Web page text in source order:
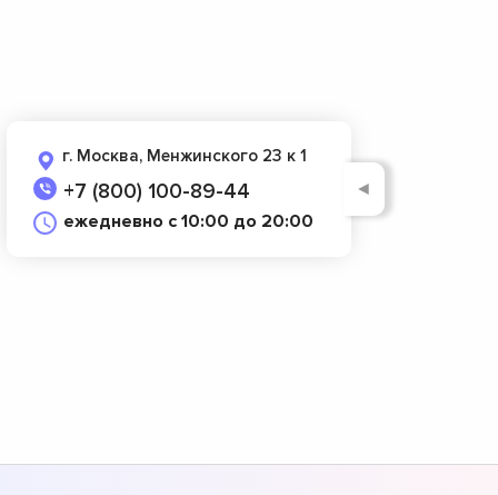
г. Москва, Менжинского 23 к 1
+7 (800) 100-89-44
ежедневно с 10:00 до 20:00
◄